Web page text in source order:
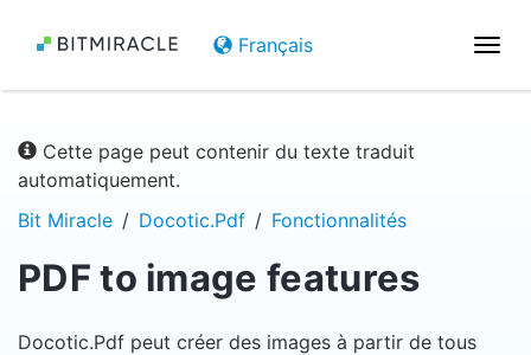
Français
Cette page peut contenir du texte traduit
automatiquement.
Bit Miracle
Docotic.Pdf Fonctionnalités
PDF to image features
Docotic.Pdf peut créer des images à partir de tous